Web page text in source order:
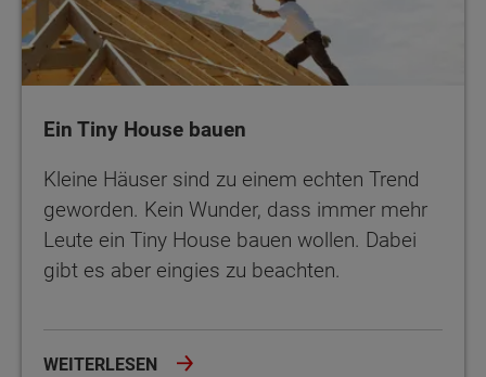
Ein Tiny House bauen
Kleine Häuser sind zu einem echten Trend
geworden. Kein Wunder, dass immer mehr
Leute ein Tiny House bauen wollen. Dabei
gibt es aber eingies zu beachten.
WEITERLESEN